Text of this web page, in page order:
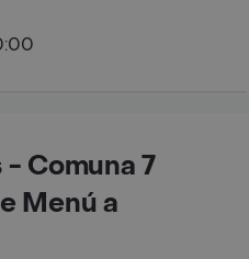
Comuna 7
Menú a